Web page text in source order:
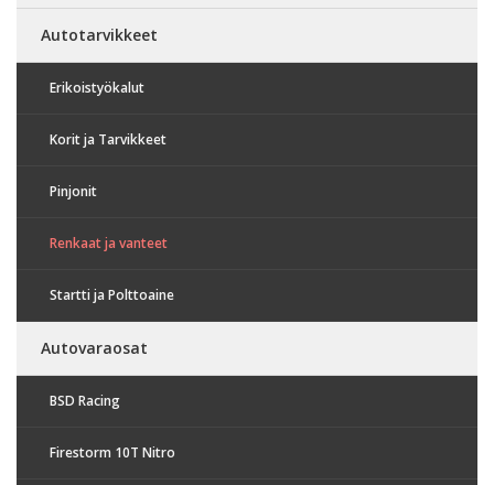
Autotarvikkeet
Erikoistyökalut
Korit ja Tarvikkeet
Pinjonit
Renkaat ja vanteet
Startti ja Polttoaine
Autovaraosat
BSD Racing
Firestorm 10T Nitro